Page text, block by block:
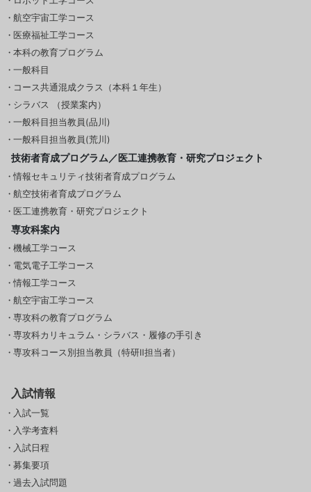
航空宇宙工学コース
医療福祉工学コース
本科の教育プログラム
一般科目
コース共通混成クラス（本科１年生）
シラバス （授業案内）
一般科目担当教員(品川)
一般科目担当教員(荒川)
技術者育成プログラム／医工連携教育・研究プロジェクト
情報セキュリティ技術者育成プログラム
航空技術者育成プログラム
医工連携教育・研究プロジェクト
専攻科案内
機械工学コース
電気電子工学コース
情報工学コース
航空宇宙工学コース
専攻科の教育プログラム
専攻科カリキュラム・シラバス・履修の手引き
専攻科コース別担当教員（特研Ⅱ担当者）
入試情報
入試一覧
入学考査料
入試日程
募集要項
過去入試問題